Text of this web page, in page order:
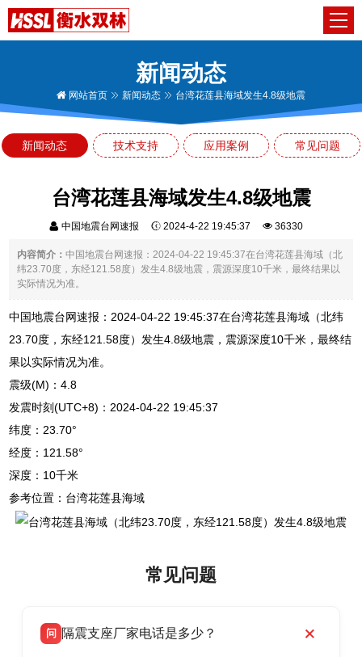
新闻动态
网站首页 新闻动态 台湾花莲县海域发生4.8级地震
新闻动态 技术支持 应用案例 常见问题
台湾花莲县海域发生4.8级地震
中国地震台网速报 2024-4-22 19:45:37 36330
内容简介：中国地震台网速报：2024-04-22 19:45:37在台湾花莲县海域（北
纬23.70度，东经121.58度）发生4.8级地震，震源深度10千米，最终结果以
实际情况为准。
中国地震台网速报：2024-04-22 19:45:37在台湾花莲县海域（北纬
23.70度，东经121.58度）发生4.8级地震，震源深度10千米，最终结
果以实际情况为准。
震级(M)：4.8
发震时刻(UTC+8)：2024-04-22 19:45:37
纬度：23.70°
经度：121.58°
深度：10千米
参考位置：台湾花莲县海域
常见问题
问 隔震支座厂家电话是多少？